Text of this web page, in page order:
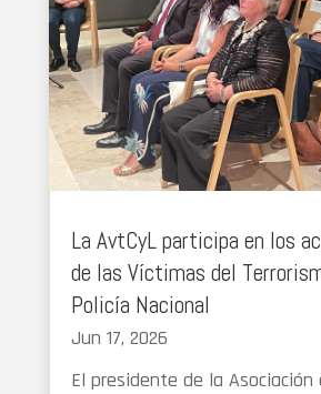
La AvtCyL participa en los
de las Víctimas del
Policía Nacional
Jun 17, 2026
El presidente de la Asociación